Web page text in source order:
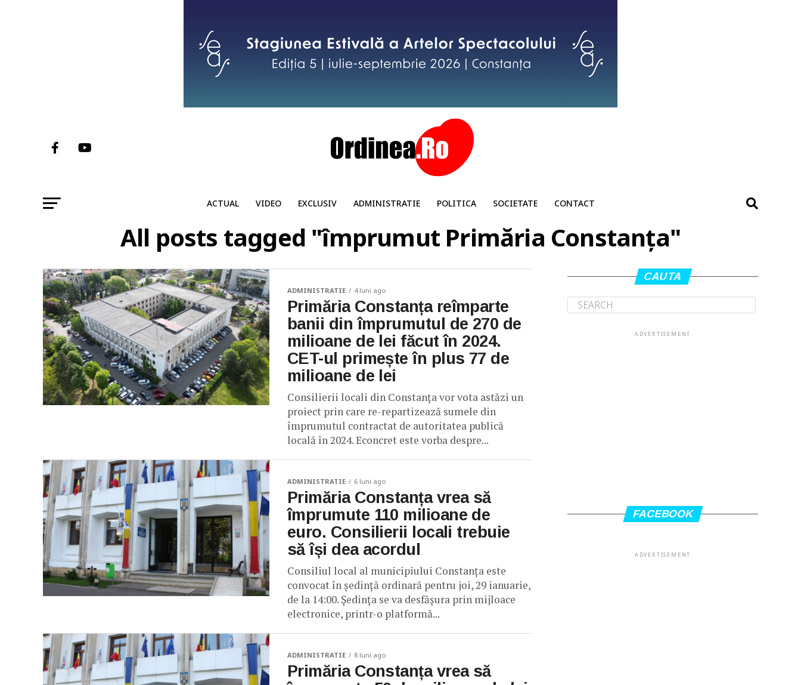
ACTUAL VIDEO EXCLUSIV ADMINISTRATIE POLITICA SOCIETATE CONTACT
All posts tagged "împrumut Primăria Constanța"
ADMINISTRATIE 4 luni ago
Primăria Constanța reîmparte
banii din împrumutul de 270 de
milioane de lei făcut în 2024.
CET-ul primește în plus 77 de
milioane de lei
Consilierii locali din Constanța vor vota astăzi un
proiect prin care re-repartizează sumele din
împrumutul contractat de autoritatea publică
locală în 2024. Econcret este vorba despre...
ADMINISTRATIE 6 luni ago
Primăria Constanța vrea să
împrumute 110 milioane de
euro. Consilierii locali trebuie
să își dea acordul
Consiliul local al municipiului Constanța este
convocat în ședință ordinară pentru joi, 29 ianuarie,
de la 14:00. Ședința se va desfășura prin mijloace
electronice, printr-o platformă...
ADMINISTRATIE 8 luni ago
Primăria Constanța vrea să
CAUTA
ADVERTISEMENT
FACEBOOK
ADVERTISEMENT